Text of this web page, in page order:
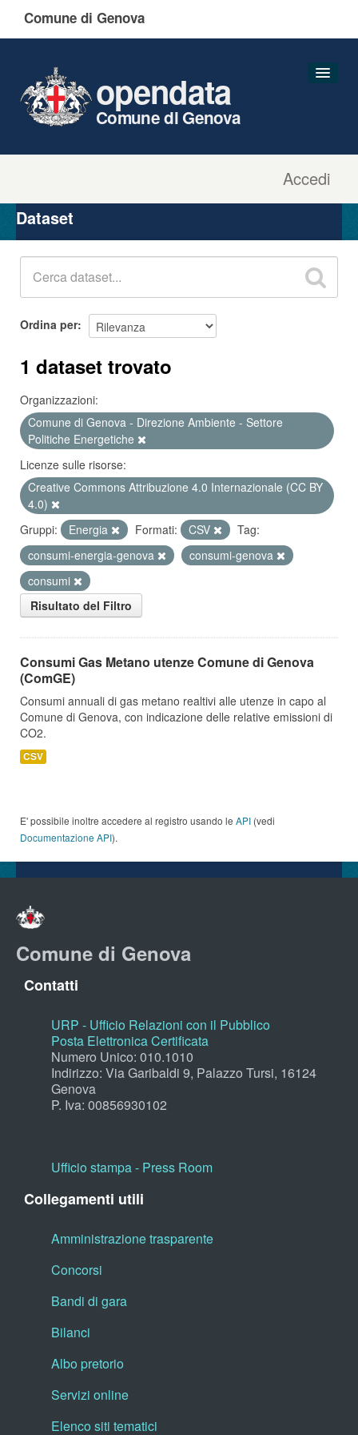
Comune di Genova
Accedi
opendata
Comune di Genova
Organizzazioni
Gruppi
Dataset
Ordina per
1 dataset trovato
Organizzazioni:
Comune di Genova - Direzione Ambiente - Settore
Politiche Energetiche
Licenze sulle risorse:
Creative Commons Attribuzione 4.0 Internazionale (CC BY
4.0)
Gruppi:
Energia Formati: CSV
Tag:
consumi-energia-genova
consumi-genova
consumi
Risultato del Filtro
Consumi Gas Metano utenze Comune di Genova
(ComGE)
Consumi annuali di gas metano realtivi alle utenze in capo al
Comune di Genova, con indicazione delle relative emissioni di
CO2.
CSV
E' possibile inoltre accedere al registro usando le API (vedi
Documentazione API).
Comune di Genova
Contatti
URP - Ufficio Relazioni con il Pubblico
Posta Elettronica Certificata
Numero Unico: 010.1010
Indirizzo: Via Garibaldi 9, Palazzo Tursi, 16124
Genova
P. Iva: 00856930102
Ufficio stampa - Press Room
Collegamenti utili
Amministrazione trasparente
Concorsi
Bandi di gara
Bilanci
Albo pretorio
Servizi online
Elenco siti tematici